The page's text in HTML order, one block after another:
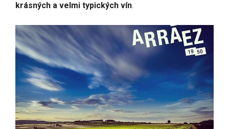
krásných a velmi typických vín.